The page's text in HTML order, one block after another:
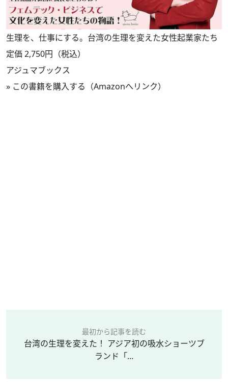
生理を、仕事にする。台湾の生理を変えた女性起業家たち
定価 2,750円（税込）
アジュマブックス
» この書籍を購入する（Amazonへリンク）
最初から記事を読む
台湾の生理を変えた！ アジア初の吸水ショーツブ
ランド「...